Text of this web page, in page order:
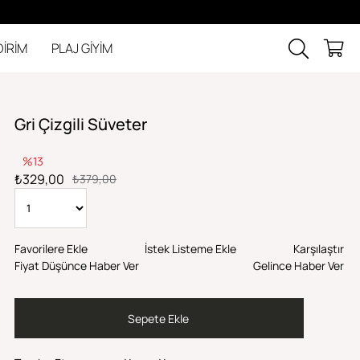
PLAJ GİYİM
Gri Çizgili Süveter
13
₺379,00
₺329,00
Favorilere Ekle İstek Listeme Ekle
Karşılaştır
Fiyat Düşünce Haber Ver
Gelince Haber Ver